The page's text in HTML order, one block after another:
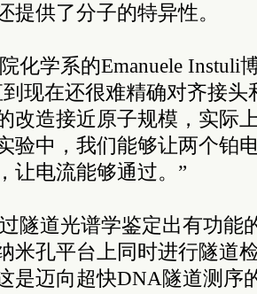
提供了分子的特异性。
化学系的Emanuele Instuli
现在还很难精确对齐接
改造接近原子规模，实际
验中，我们能够让两个铂
让电流能够通过。”
隧道光谱学鉴定出有功能
米孔平台上同时进行隧道
是迈向超快DNA隧道测序